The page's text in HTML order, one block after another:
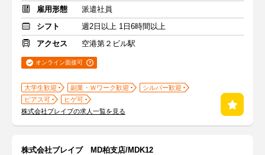
雇用形態
派遣社員
シフト
週2日以上 1日6時間以上
アクセス
空港第２ビル駅
オンライン面接可
大学生歓迎 副業・Ｗワーク歓迎
シルバー歓迎
ピアス可
ヒゲ可
株式会社ブレイブの求人一覧を見る
株式会社ブレイブ MD柏支店/MDK12